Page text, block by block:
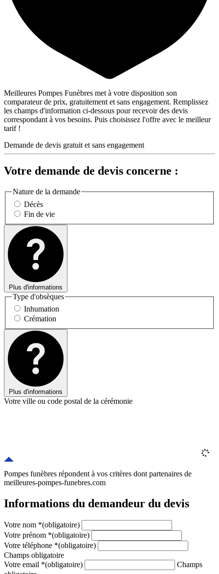
Meilleures Pompes Funèbres met à votre disposition son
comparateur de prix, gratuitement et sans engagement. Remplissez
les champs d'information ci-dessous pour recevoir des devis
correspondant à vos besoins. Puis choisissez l'offre avec le meilleur
tarif !
Demande de devis gratuit et sans engagement
Votre demande de devis concerne :
Nature de la demande
Décès
Fin de vie
Plus d'informations
Type d'obsèques
Inhumation
Crémation
Plus d'informations
Votre ville ou code postal de la cérémonie
Pompes funèbres répondent à vos critères dont partenaires de
meilleures-pompes-funebres.com
Informations du demandeur du devis
Votre nom *(obligatoire)
Votre prénom *(obligatoire)
Votre téléphone *(obligatoire)
Champs obligatoire
Votre email *(obligatoire)
Champs